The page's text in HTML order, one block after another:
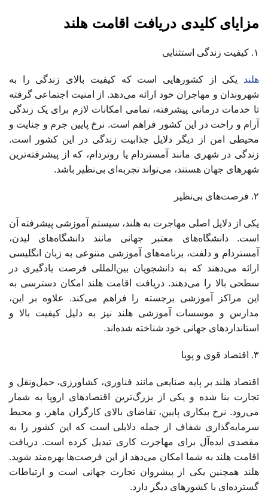
مزایای کلیدی دریافت اقامت هلند
۱. کیفیت زندگی استثنایی
هلند یکی از کشورهایی است که کیفیت بالای زندگی را به
شهروندان و مهاجران خود ارائه می‌دهد. از امنیت اجتماعی گرفته
تا خدمات درمانی پیشرفته، تمامی امکانات لازم برای یک زندگی
آرام و راحت در این کشور فراهم است. نرخ پایین جرم و جنایت و
محیطی امن از دیگر دلایل جذابیت زندگی در این کشور است.
زندگی در شهری مانند آمستردام یا روتردام، که از پیشرفته‌ترین
شهرهای جهان هستند، می‌تواند تجربه‌ای بی‌نظیر باشد.
۲. فرصت‌های بی‌نظیر
یکی از دلایل اصلی مهاجرت به هلند، سیستم آموزشی پیشرفته آن
است. دانشگاه‌های معتبر جهانی مانند دانشگاه‌های لیدن،
آمستردام و دلفت، برنامه‌های آموزشی متنوعی به زبان انگلیسی
ارائه می‌دهند که به دانشجویان بین‌المللی فرصت یادگیری در
سطحی بالا را می‌دهند. دریافت اقامت هلند امکان دسترسی به
این مراکز آموزشی برجسته را فراهم می‌کند. علاوه بر این،
مدارس و موسسات آموزشی هلند نیز به دلیل کیفیت بالا و
استانداردهای جهانی خود شناخته شده‌اند.
۳. اقتصاد قوی و پویا
اقتصاد هلند بر پایه صنایعی مانند فناوری، کشاورزی، حمل‌ونقل و
تجارت بنا شده و یکی از بزرگ‌ترین اقتصادهای اروپا به شمار
می‌رود. نرخ بیکاری پایین، تقاضای بالای کارگران ماهر، و محیط
سرمایه‌گذاری شفاف از جمله دلایلی است که این کشور را به
مقصدی ایده‌آل برای مهاجرت کاری تبدیل کرده است. دریافت
اقامت هلند به شما امکان می‌دهد از این فرصت‌ها بهره‌مند شوید.
هلند همچنین یکی از پیشروان تجارت جهانی است و ارتباطات
گسترده‌ای با کشورهای دیگر دارد.